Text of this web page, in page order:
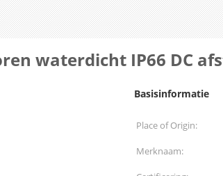
waterdicht IP66 DC
Basisinformatie
Place of Origin:
Merknaam: